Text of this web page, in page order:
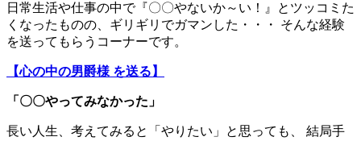
日常生活や仕事の中で『〇〇やないか～い！』とツッコミた
くなったものの、ギリギリでガマンした・・・ そんな経験
を送ってもらうコーナーです。
【心の中の男爵様 を送る】
「〇〇やってみなかった」
長い人生、考えてみると「やりたい」と思っても、 結局手